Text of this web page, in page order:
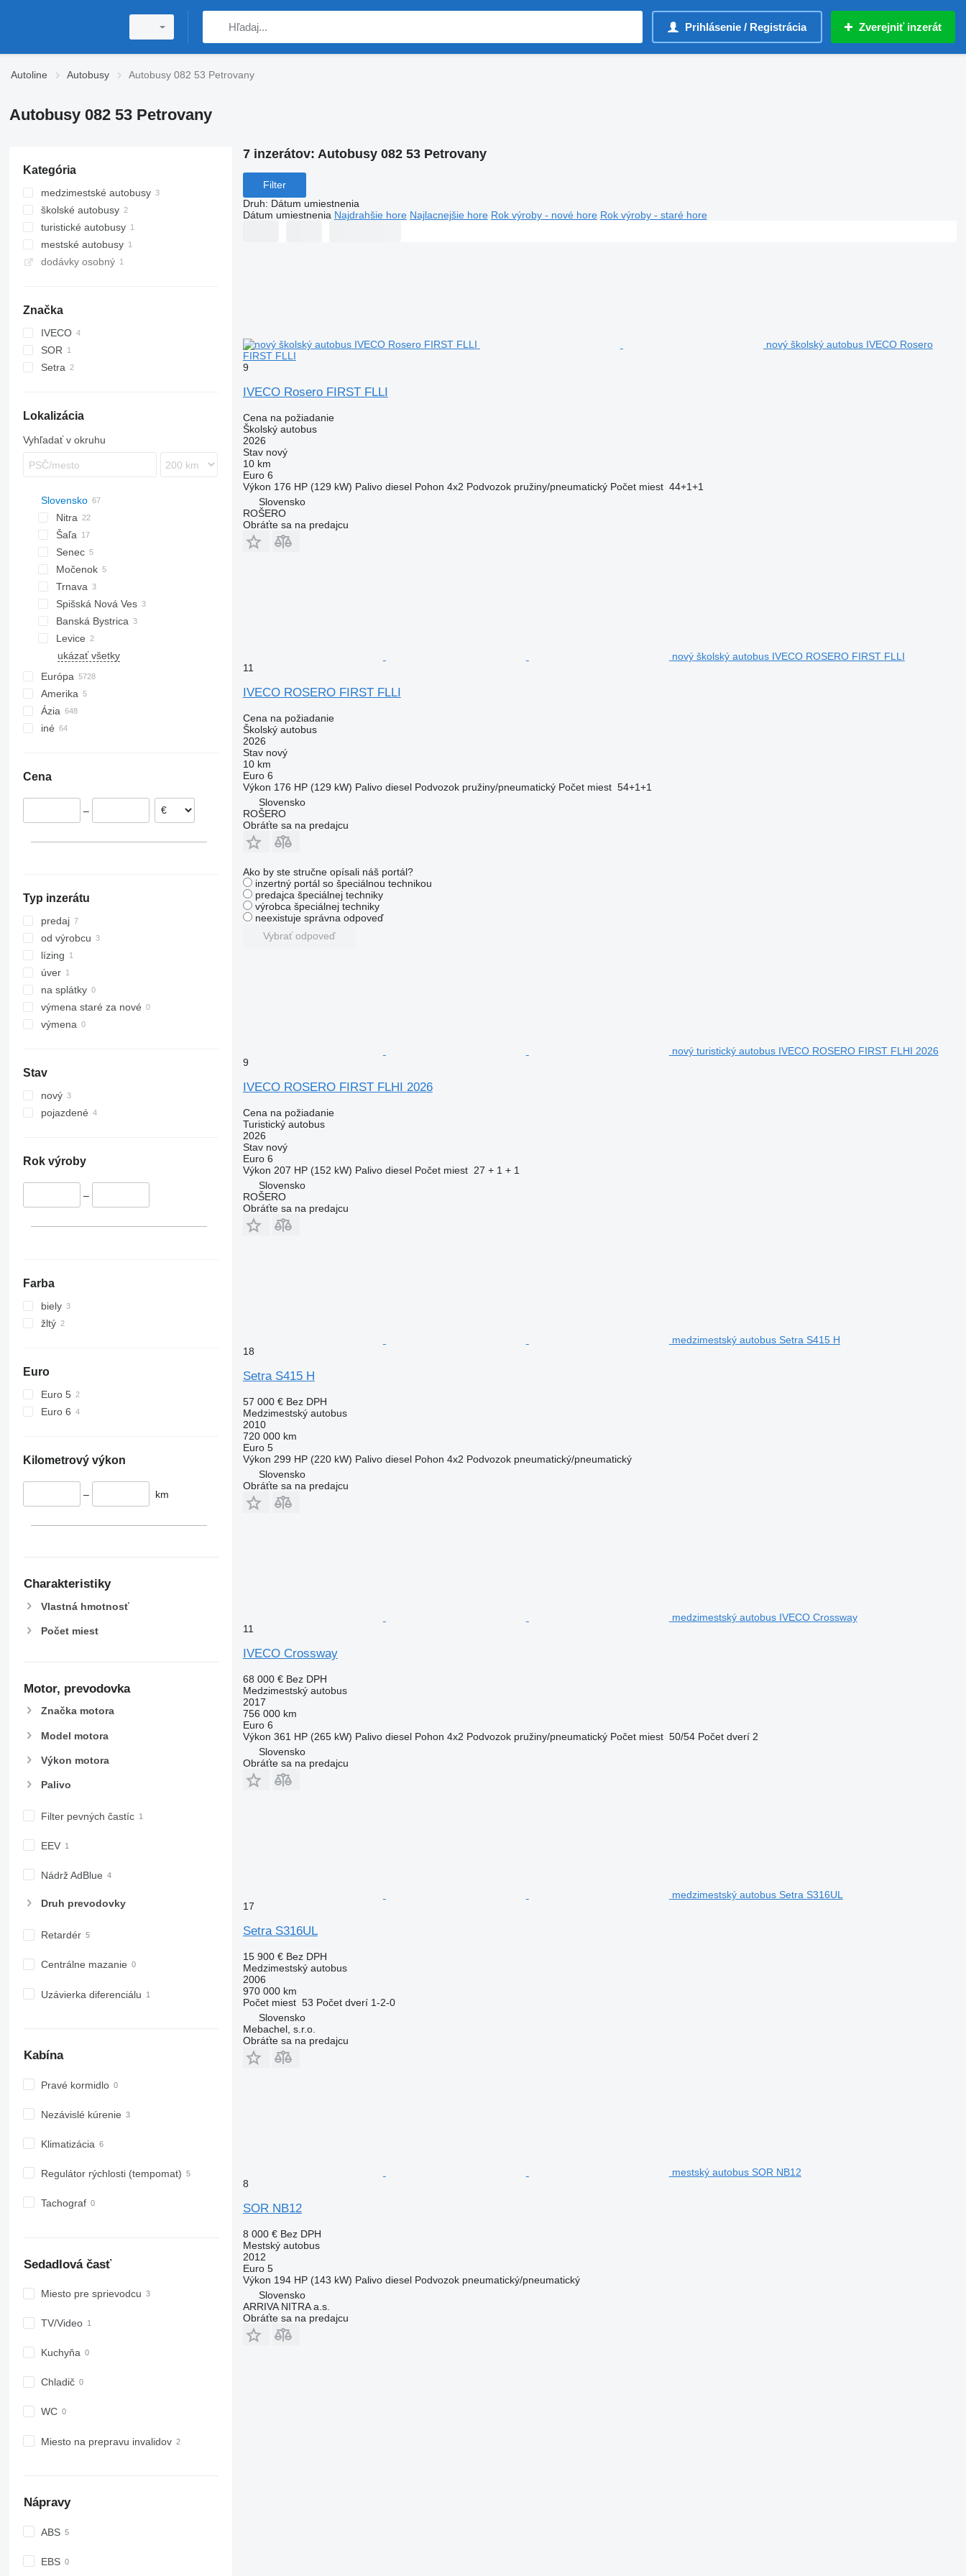
Prihlásenie / Registrácia Zverejniť inzerát
Autoline Autobusy Autobusy 082 53 Petrovany
Autobusy 082 53 Petrovany
Kategória
medzimestské autobusy
školské autobusy
turistické autobusy
mestské autobusy
dodávky osobný
Značka
IVECO
Crossway
SOR
Setra
Lokalizácia
Vyhľadať v okruhu
Slovensko
Nitra
Šaľa
Senec
Močenok
Trnava
Spišská Nová Ves
Banská Bystrica
Levice
ukázať všetky
Európa
Nemecko
Poľsko
Francúzsko
Holandsko
Amerika
USA
Ázia
Uzbekistan
iné
Čile
Argentína
Cena
–
Typ inzerátu
predaj
od výrobcu
lízing
úver
na splátky
výmena staré za nové
výmena
Stav
nový
pojazdené
Rok výroby
–
Farba
biely
žltý
Euro
Euro 5
Euro 6
Kilometrový výkon
– km
Charakteristiky
Vlastná hmotnosť
Počet miest
Motor, prevodovka
Značka motora
Model motora
Výkon motora
Palivo
Filter pevných častíc
EEV
Nádrž AdBlue
Druh prevodovky
Retardér
Centrálne mazanie
Uzávierka diferenciálu
Kabína
Pravé kormidlo
Nezávislé kúrenie
Klimatizácia
Regulátor rýchlosti (tempomat)
Tachograf
Sedadlová časť
Miesto pre sprievodcu
TV/Video
Kuchyňa
Chladič
WC
Miesto na prepravu invalidov
Nápravy
ABS
EBS
7 inzerátov: Autobusy 082 53 Petrovany
Filter
Druh: Dátum umiestnenia
Dátum umiestnenia Najdrahšie hore Najlacnejšie hore Rok výroby - nové hore Rok výroby - staré hore
nový školský autobus IVECO Rosero
FIRST FLLI
9
IVECO Rosero FIRST FLLI
Cena na požiadanie
Školský autobus
2026
Stavnový
10 km
Euro 6
Výkon 176 HP (129 kW) Palivo diesel Pohon 4x2 Podvozok pružiny/pneumatický Počet miest 44+1+1
Slovensko
ROŠERO
Obráťte sa na predajcu
nový školský autobus IVECO ROSERO FIRST FLLI
11
IVECO ROSERO FIRST FLLI
Cena na požiadanie
Školský autobus
2026
Stavnový
10 km
Euro 6
Výkon 176 HP (129 kW) Palivo diesel Podvozok pružiny/pneumatický Počet miest 54+1+1
Slovensko
ROŠERO
Obráťte sa na predajcu
Ako by ste stručne opísali náš portál?
inzertný portál so špeciálnou technikou
predajca špeciálnej techniky
výrobca špeciálnej techniky
neexistuje správna odpoveď
Vybrať odpoveď
nový turistický autobus IVECO ROSERO FIRST FLHI 2026
9
IVECO ROSERO FIRST FLHI 2026
Cena na požiadanie
Turistický autobus
2026
Stavnový
Euro 6
Výkon 207 HP (152 kW) Palivo diesel Počet miest 27 + 1 + 1
Slovensko
ROŠERO
Obráťte sa na predajcu
medzimestský autobus Setra S415 H
18
Setra S415 H
57 000 € Bez DPH
Medzimestský autobus
2010
720 000 km
Euro 5
Výkon 299 HP (220 kW) Palivo diesel Pohon 4x2 Podvozok pneumatický/pneumatický
Slovensko
Obráťte sa na predajcu
medzimestský autobus IVECO Crossway
11
IVECO Crossway
68 000 € Bez DPH
Medzimestský autobus
2017
756 000 km
Euro 6
Výkon 361 HP (265 kW) Palivo diesel Pohon 4x2 Podvozok pružiny/pneumatický Počet miest 50/54 Počet dverí 2
Slovensko
Obráťte sa na predajcu
medzimestský autobus Setra S316UL
17
Setra S316UL
15 900 € Bez DPH
Medzimestský autobus
2006
970 000 km
Počet miest 53 Počet dverí 1-2-0
Slovensko
Mebachel, s.r.o.
Obráťte sa na predajcu
mestský autobus SOR NB12
8
SOR NB12
8 000 € Bez DPH
Mestský autobus
2012
Euro 5
Výkon 194 HP (143 kW) Palivo diesel Podvozok pneumatický/pneumatický
Slovensko
ARRIVA NITRA a.s.
Obráťte sa na predajcu